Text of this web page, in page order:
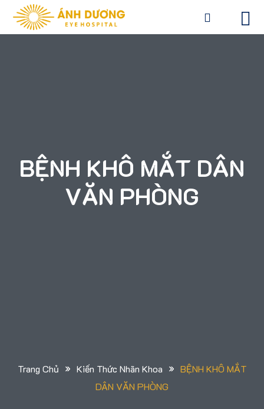
BỆNH KHÔ MẮT DÂN
VĂN PHÒNG
Trang Chủ » Kiến Thức Nhãn Khoa » BỆNH KHÔ MẮT
DÂN VĂN PHÒNG